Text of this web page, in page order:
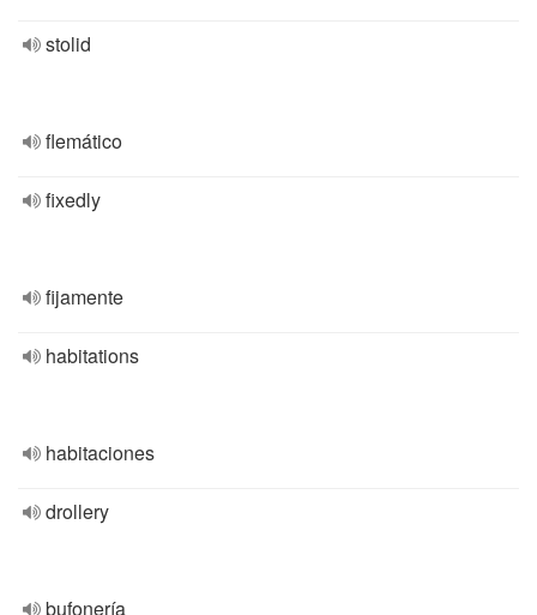
stolid
flemático
fixedly
fijamente
habitations
habitaciones
drollery
bufonería